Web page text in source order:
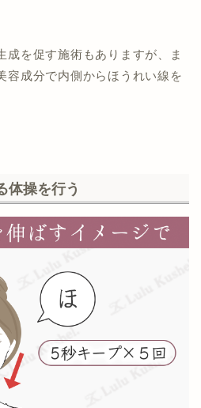
成を促す施術もありますが、ま
容成分で内側からほうれい線を
体操を行う